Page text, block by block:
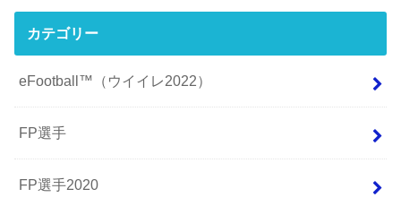
カテゴリー
eFootball™（ウイイレ2022）
FP選手
FP選手2020